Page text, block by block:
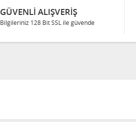
GÜVENLI ALIŞVERIŞ
Bilgileriniz 128 Bit SSL ile güvende